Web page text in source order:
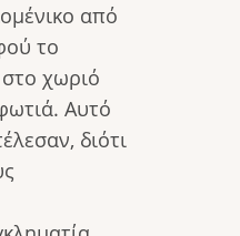
από
το
χωριό
Αυτό
διότι